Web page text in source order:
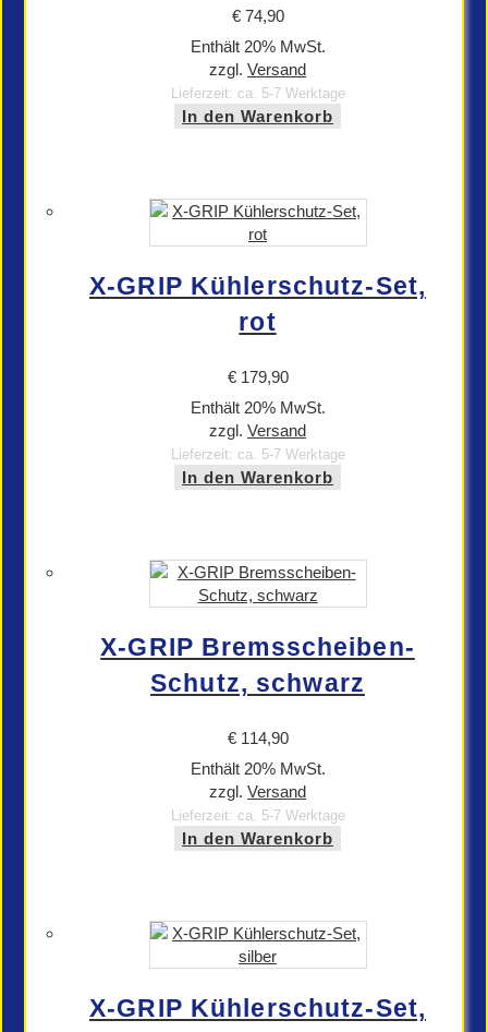
€74,90
Enthält 20% MwSt.
zzgl. Versand
Lieferzeit: ca. 5-7 Werktage
In den Warenkorb
X-GRIP Kühlerschutz-Set,
rot
€179,90
Enthält 20% MwSt.
zzgl. Versand
Lieferzeit: ca. 5-7 Werktage
In den Warenkorb
X-GRIP Bremsscheiben-
Schutz, schwarz
€114,90
Enthält 20% MwSt.
zzgl. Versand
Lieferzeit: ca. 5-7 Werktage
In den Warenkorb
X-GRIP Kühlerschutz-Set,